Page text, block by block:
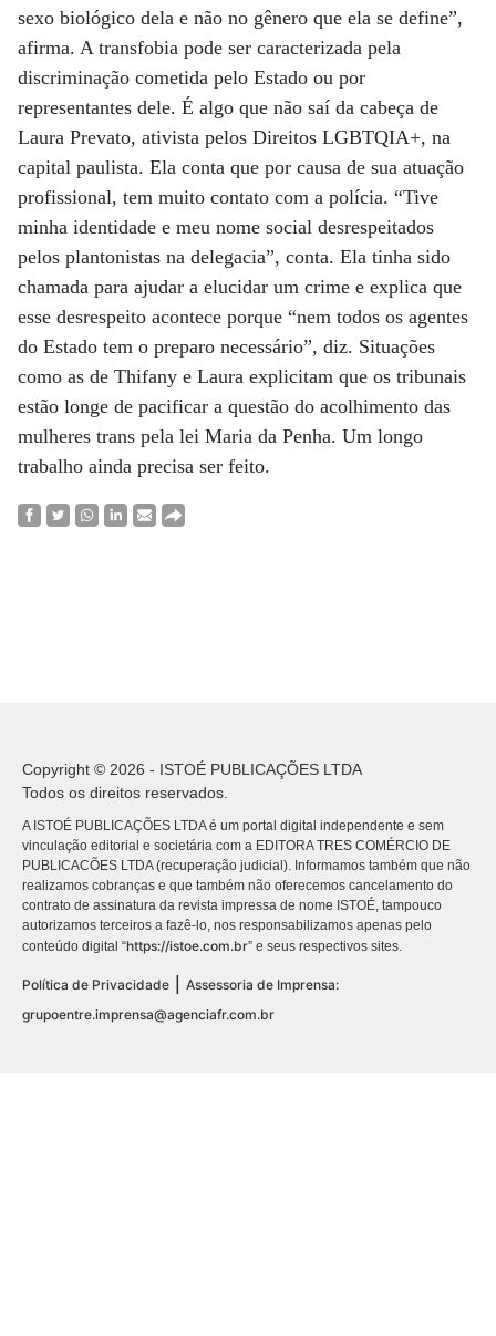
sexo biológico dela e não no gênero que ela se define”,
afirma. A transfobia pode ser caracterizada pela
discriminação cometida pelo Estado ou por
representantes dele. É algo que não saí da cabeça de
Laura Prevato, ativista pelos Direitos LGBTQIA+, na
capital paulista. Ela conta que por causa de sua atuação
profissional, tem muito contato com a polícia. “Tive
minha identidade e meu nome social desrespeitados
pelos plantonistas na delegacia”, conta. Ela tinha sido
chamada para ajudar a elucidar um crime e explica que
esse desrespeito acontece porque “nem todos os agentes
do Estado tem o preparo necessário”, diz. Situações
como as de Thifany e Laura explicitam que os tribunais
estão longe de pacificar a questão do acolhimento das
mulheres trans pela lei Maria da Penha. Um longo
trabalho ainda precisa ser feito.
Copyright © 2026 - ISTOÉ PUBLICAÇÕES LTDA
Todos os direitos reservados.
A ISTOÉ PUBLICAÇÕES LTDA é um portal digital independente e sem
vinculação editorial e societária com a EDITORA TRES COMÉRCIO DE
PUBLICACÕES LTDA (recuperação judicial). Informamos também que não
realizamos cobranças e que também não oferecemos cancelamento do
contrato de assinatura da revista impressa de nome ISTOÉ, tampouco
autorizamos terceiros a fazê-lo, nos responsabilizamos apenas pelo
conteúdo digital “https://istoe.com.br” e seus respectivos sites.
Política de Privacidade
Assessoria de Imprensa:
grupoentre.imprensa@agenciafr.com.br